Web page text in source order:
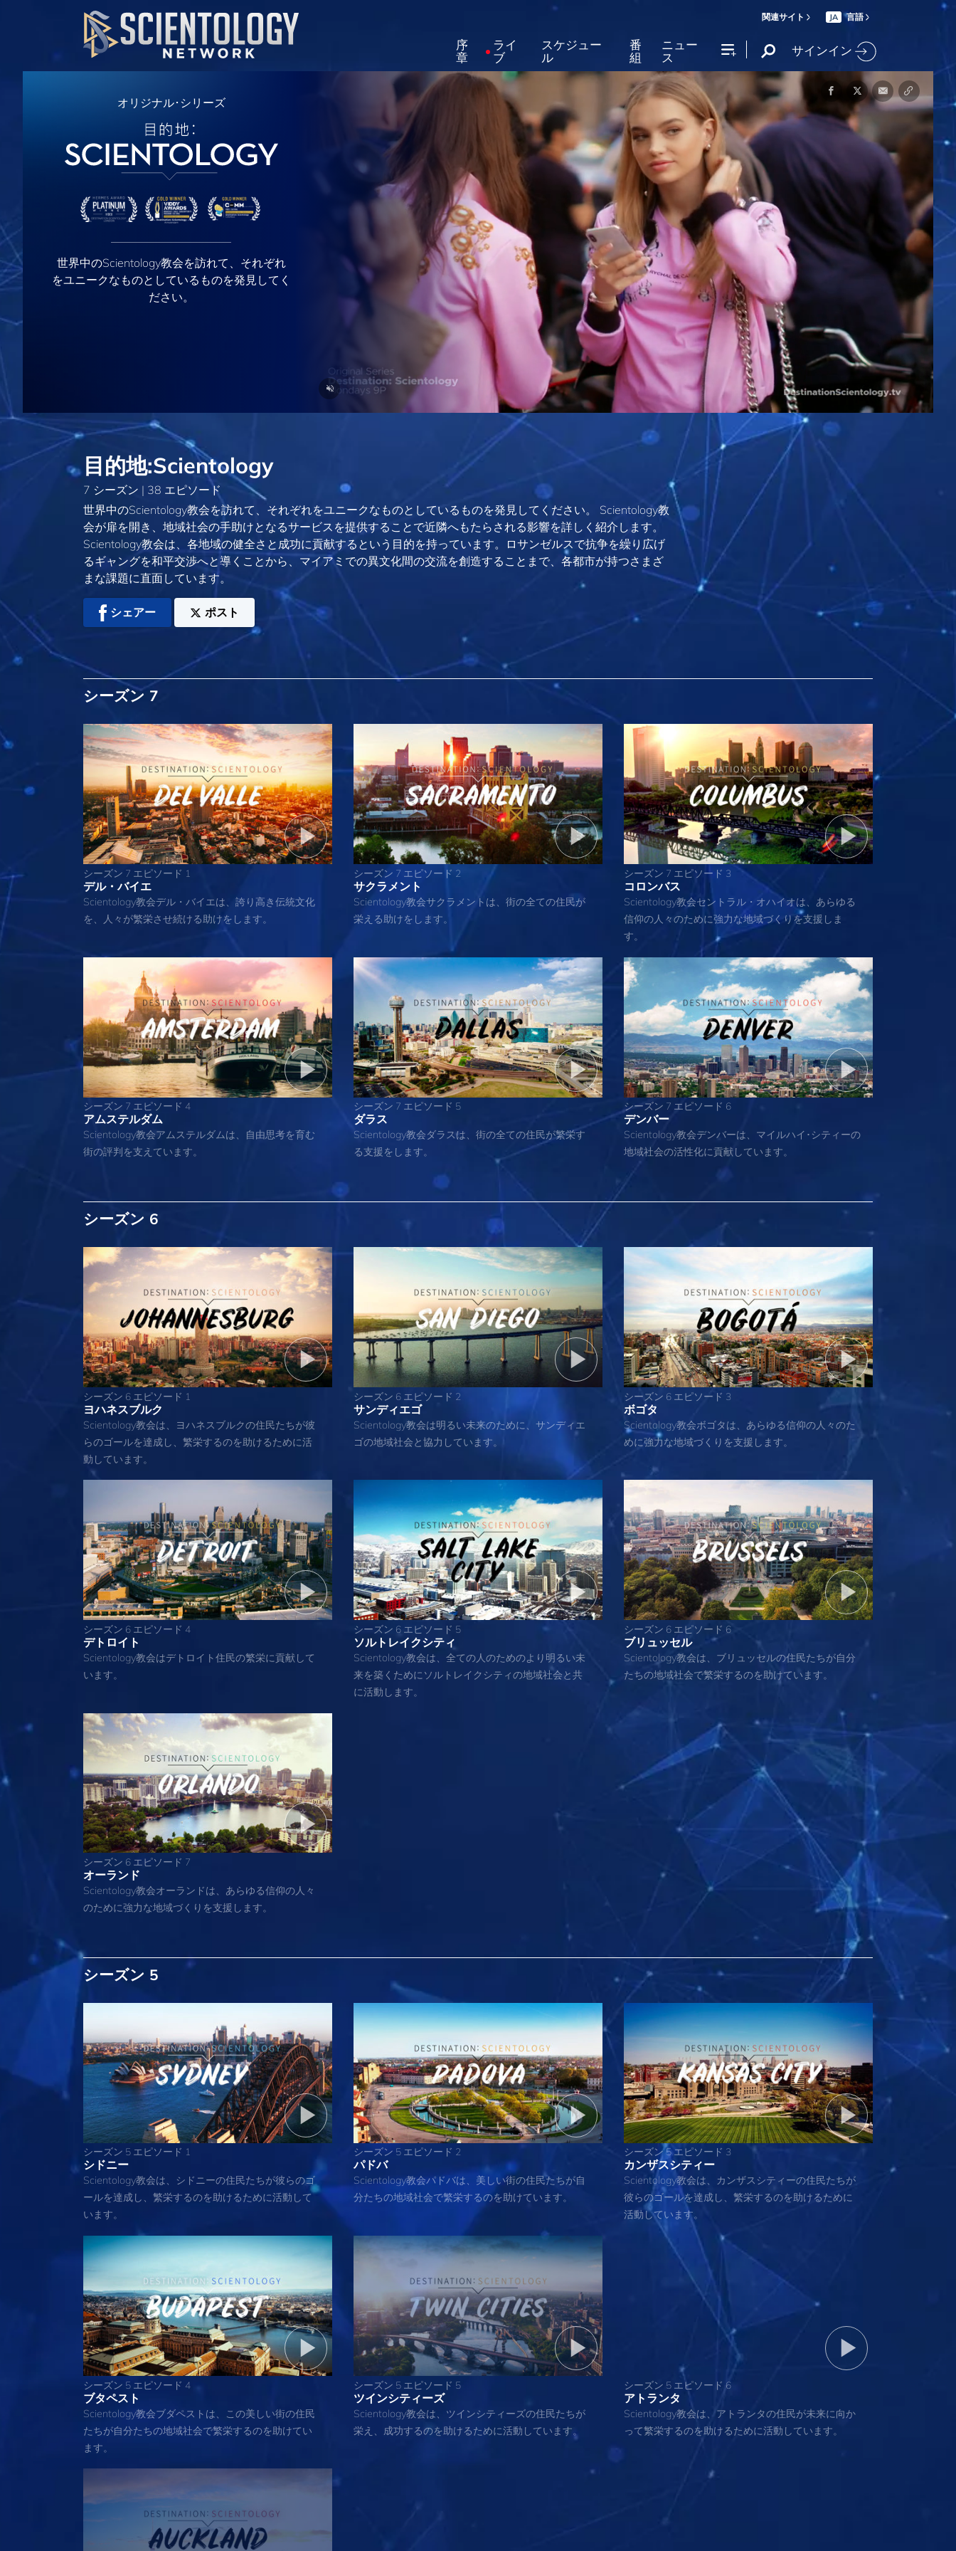
関連サイト JA 言語
序
章
ライ
ブ
スケジュー
ル
番
組
ニュー
ス サインイン
オリジナル･シリーズ
世界中のScientology教会を訪れて、それぞれ
をユニークなものとしているものを発見してく
ださい。
目的地:Scientology
7 シーズン | 38 エピソード
世界中のScientology教会を訪れて、それぞれをユニークなものとしているものを発見してください。 Scientology教
会が扉を開き、地域社会の手助けとなるサービスを提供することで近隣へもたらされる影響を詳しく紹介します。
Scientology教会は、各地域の健全さと成功に貢献するという目的を持っています。ロサンゼルスで抗争を繰り広げ
るギャングを和平交渉へと導くことから、マイアミでの異文化間の交流を創造することまで、各都市が持つさまざ
まな課題に直面しています。
シェアー ポスト
シーズン 7
シーズン 7 エピソード 1
デル・バイエ
Scientology教会デル・バイエは、誇り高き伝統文化
を、人々が繁栄させ続ける助けをします。
シーズン 7 エピソード 2
サクラメント
Scientology教会サクラメントは、街の全ての住民が
栄える助けをします。
シーズン 7 エピソード 3
コロンバス
Scientology教会セントラル・オハイオは、あらゆる
信仰の人々のために強力な地域づくりを支援しま
す。
シーズン 7 エピソード 4
アムステルダム
Scientology教会アムステルダムは、自由思考を育む
街の評判を支えています。
シーズン 7 エピソード 5
ダラス
Scientology教会ダラスは、街の全ての住民が繁栄す
る支援をします。
シーズン 7 エピソード 6
デンバー
Scientology教会デンバーは、マイルハイ･シティーの
地域社会の活性化に貢献しています。
シーズン 6
シーズン 6 エピソード 1
ヨハネスブルク
Scientology教会は、ヨハネスブルクの住民たちが彼
らのゴールを達成し、繁栄するのを助けるために活
動しています。
シーズン 6 エピソード 2
サンディエゴ
Scientology教会は明るい未来のために、サンディエ
ゴの地域社会と協力しています。
シーズン 6 エピソード 3
ボゴタ
Scientology教会ボゴタは、あらゆる信仰の人々のた
めに強力な地域づくりを支援します。
シーズン 6 エピソード 4
デトロイト
Scientology教会はデトロイト住民の繁栄に貢献して
います。
シーズン 6 エピソード 5
ソルトレイクシティ
Scientology教会は、全ての人のためのより明るい未
来を築くためにソルトレイクシティの地域社会と共
に活動します。
シーズン 6 エピソード 6
ブリュッセル
Scientology教会は、ブリュッセルの住民たちが自分
たちの地域社会で繁栄するのを助けています。
シーズン 6 エピソード 7
オーランド
Scientology教会オーランドは、あらゆる信仰の人々
のために強力な地域づくりを支援します。
シーズン 5
シーズン 5 エピソード 1
シドニー
Scientology教会は、シドニーの住民たちが彼らのゴ
ールを達成し、繁栄するのを助けるために活動して
います。
シーズン 5 エピソード 2
パドバ
Scientology教会パドバは、美しい街の住民たちが自
分たちの地域社会で繁栄するのを助けています。
シーズン 5 エピソード 3
カンザスシティー
Scientology教会は、カンザスシティーの住民たちが
彼らのゴールを達成し、繁栄するのを助けるために
活動しています。
シーズン 5 エピソード 4
ブタペスト
Scientology教会ブダペストは、この美しい街の住民
たちが自分たちの地域社会で繁栄するのを助けてい
ます。
シーズン 5 エピソード 5
ツインシティーズ
Scientology教会は、ツインシティーズの住民たちが
栄え、成功するのを助けるために活動しています。
シーズン 5 エピソード 6
アトランタ
Scientology教会は、アトランタの住民が未来に向か
って繁栄するのを助けるために活動しています。